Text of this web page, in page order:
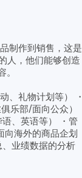
制作到销售，这是
人，他们能够创造
、礼物计划等） ・
乐部/面向公众）
、英语等） ・管
向海外的商品企划
业绩数据的分析